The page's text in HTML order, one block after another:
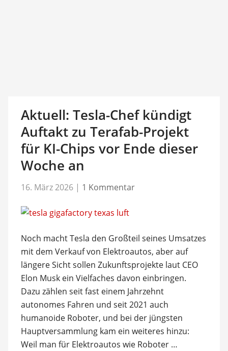
Aktuell: Tesla-Chef kündigt
Auftakt zu Terafab-Projekt
für KI-Chips vor Ende dieser
Woche an
16. März 2026 | 1 Kommentar
Noch macht Tesla den Großteil seines Umsatzes
mit dem Verkauf von Elektroautos, aber auf
längere Sicht sollen Zukunftsprojekte laut CEO
Elon Musk ein Vielfaches davon einbringen.
Dazu zählen seit fast einem Jahrzehnt
autonomes Fahren und seit 2021 auch
humanoide Roboter, und bei der jüngsten
Hauptversammlung kam ein weiteres hinzu:
Weil man für Elektroautos wie Roboter …